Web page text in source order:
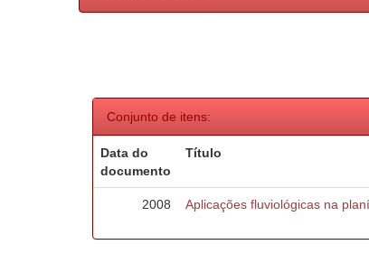
Conjunto de itens:
Data do
documento
Título
2008 Aplicações fluviológicas na